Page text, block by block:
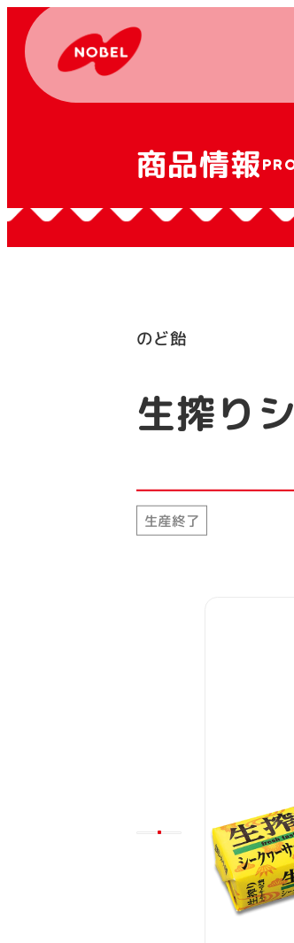
商品情報
のど飴
生搾り
生産終了